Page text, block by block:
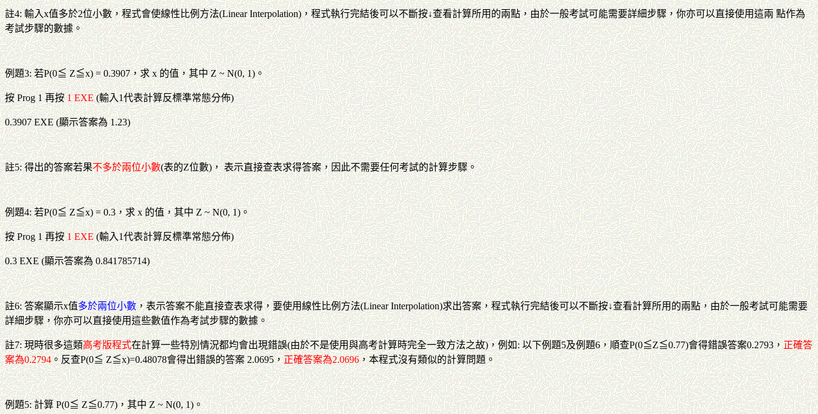
註4: 輸入x值多於2位小數，程式會使線性比例方法(Linear Interpolation)，程式執行完結後可以不斷按↓查看計算所用的兩點，由於一般考試可能需要詳細步驟，你亦可以直接使用這兩 點作為
考試步驟的數據。
例題3: 若P(0≦ Z≦x) = 0.3907，求 x 的值，其中 Z ~ N(0, 1)。
按 Prog 1 再按1 EXE(輸入1代表計算反標準常態分佈)
0.3907 EXE (顯示答案為 1.23)
註5: 得出的答案若果不多於兩位小數(表的Z位數)， 表示直接查表求得答案，因此不需要任何考試的計算步驟。
例題4: 若P(0≦ Z≦x) = 0.3，求 x 的值，其中 Z ~ N(0, 1)。
按 Prog 1 再按1 EXE(輸入1代表計算反標準常態分佈)
0.3 EXE (顯示答案為 0.841785714)
註6: 答案顯示x值多於兩位小數，表示答案不能直接查表求得，要使用線性比例方法(Linear Interpolation)求出答案，程式執行完結後可以不斷按↓查看計算所用的兩點，由於一般考試可能需要
詳細步驟，你亦可以直接使用這些數值作為考試步驟的數據。
註7: 現時很多這類高考版程式在計算一些特別情況都均會出現錯誤(由於不是使用與高考計算時完全一致方法之故)，例如: 以下例題5及例題6，順查P(0≦Z≦0.77)會得錯誤答案0.2793，正確答
案為0.2794。反查P(0≦ Z≦x)=0.48078會得出錯誤的答案 2.0695，正確答案為2.0696，本程式沒有類似的計算問題。
例題5: 計算 P(0≦ Z≦0.77)，其中 Z ~ N(0, 1)。